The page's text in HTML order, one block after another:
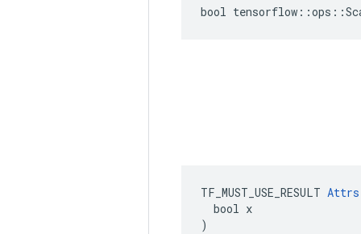
bool
TF_MUST_USE_RESULT Attrs
  bool x
)